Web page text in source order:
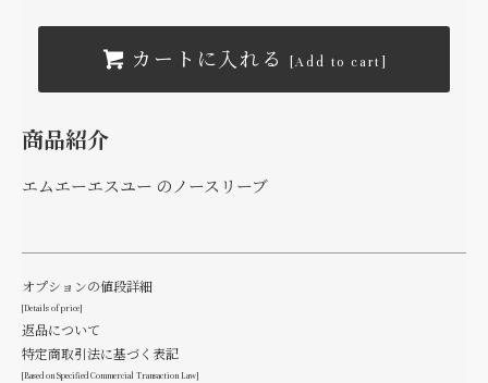
カートに入れる [Add to cart]
商品紹介
エムエーエスユー のノースリーブ
オプションの値段詳細
[Details of price]
返品について
特定商取引法に基づく表記
[Based on Specified Commercial Transaction Law]